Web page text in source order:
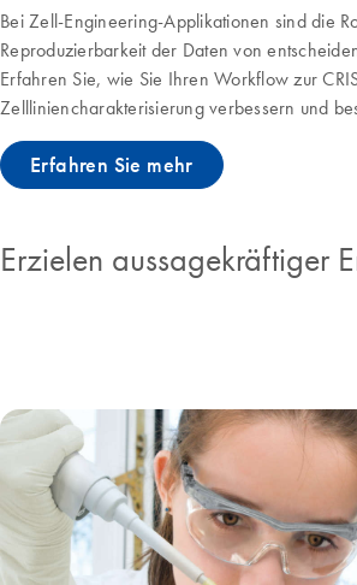
Bei Zell-Engineering-Applikationen sind die
Reproduzierbarkeit der Daten von
Erfahren Sie, wie Sie Ihren Workflow zur
Zellliniencharakterisierung verbessern und
Erfahren Sie mehr
Erzielen aussagekräftiger